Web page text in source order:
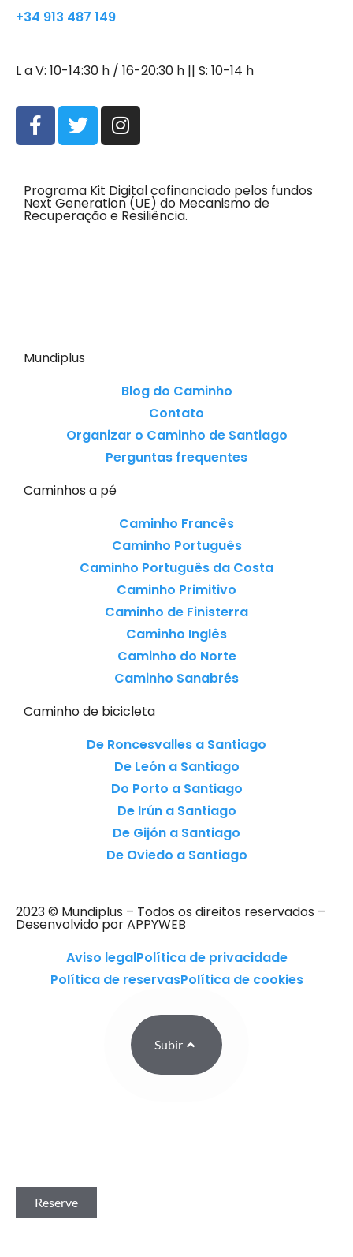
+34 913 487 149
L a V: 10-14:30 h / 16-20:30 h || S: 10-14 h
Programa Kit Digital cofinanciado pelos fundos
Next Generation (UE) do Mecanismo de
Recuperação e Resiliência.
Mundiplus
Blog do Caminho
Contato
Organizar o Caminho de Santiago
Perguntas frequentes
Caminhos a pé
Caminho Francês
Caminho Português
Caminho Português da Costa
Caminho Primitivo
Caminho de Finisterra
Caminho Inglês
Caminho do Norte
Caminho Sanabrés
Caminho de bicicleta
De Roncesvalles a Santiago
De León a Santiago
Do Porto a Santiago
De Irún a Santiago
De Gijón a Santiago
De Oviedo a Santiago
2023 © Mundiplus – Todos os direitos reservados –
Desenvolvido por APPYWEB
Aviso legalPolítica de privacidade
Política de reservasPolítica de cookies
Subir
Reserve